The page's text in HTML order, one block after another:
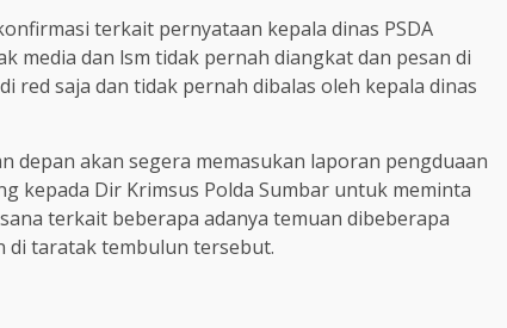
terkait pernyataan kepala dinas PSDA
media dan lsm tidak pernah diangkat dan pesan di
red saja dan tidak pernah dibalas oleh kepala dinas
depan akan segera memasukan laporan pengduaan
kepada Dir Krimsus Polda Sumbar untuk meminta
terkait beberapa adanya temuan dibeberapa
di taratak tembulun tersebut.